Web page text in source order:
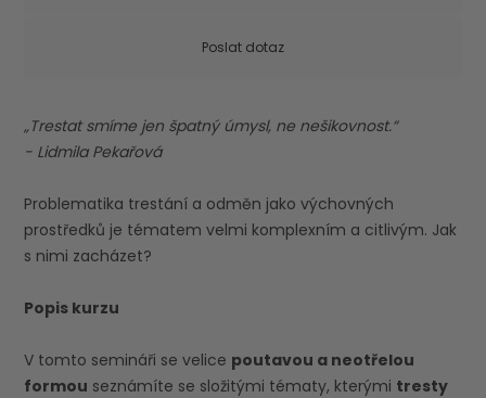
Poslat dotaz
„Trestat smíme jen špatný úmysl, ne nešikovnost.“
- Lidmila Pekařová
Problematika trestání a odměn jako výchovných
prostředků je tématem velmi komplexním a citlivým. Jak
s nimi zacházet?
Popis kurzu
V tomto semináři se velice poutavou a neotřelou
formou seznámíte se složitými tématy, kterými tresty